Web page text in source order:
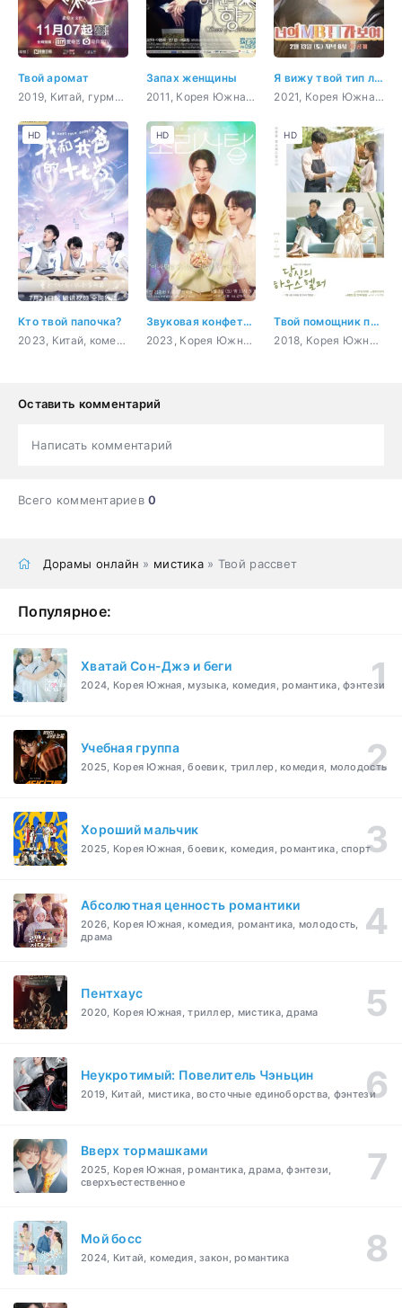
Твой аромат
2019, Китай, гурман, комедия, романтика, сверхъестественное
Запах женщины
2011, Корея Южная, комедия, романтика, повседневность, мелодрама
Я вижу твой тип личности
2021, Корея Южная, романтика, молодость
Кто твой папочка?
2023, Китай, комедия, молодость, сверхъестественное
HD
Звуковая конфета: Твой звук, который наполняет меня
2023, Корея Южная, музыка, драма
HD
Твой помощник по дому
2018, Корея Южная, комедия, романтика, повседневность
HD
Оставить комментарий
Написать комментарий
Всего комментариев0
Дорамы онлайн » мистика » Твой рассвет
Популярное:
Хватай Сон-Джэ и беги
2024, Корея Южная, музыка, комедия, романтика, фэнтези
Учебная группа
2025, Корея Южная, боевик, триллер, комедия, молодость
Хороший мальчик
2025, Корея Южная, боевик, комедия, романтика, спорт
Абсолютная ценность романтики
2026, Корея Южная, комедия, романтика, молодость,
драма
Пентхаус
2020, Корея Южная, триллер, мистика, драма
Неукротимый: Повелитель Чэньцин
2019, Китай, мистика, восточные единоборства, фэнтези
Вверх тормашками
2025, Корея Южная, романтика, драма, фэнтези,
сверхъестественное
Мой босс
2024, Китай, комедия, закон, романтика